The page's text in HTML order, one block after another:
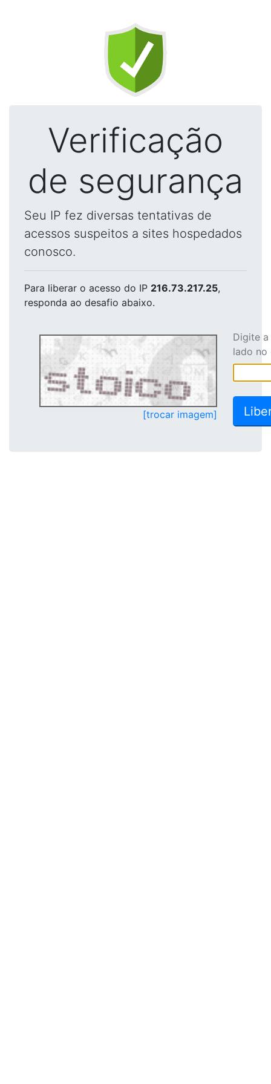
Verificação
de segurança
Seu IP fez diversas tentativas de
acessos suspeitos a sites hospedados
conosco.
Para liberar o acesso do IP 216.73.217.25,
responda ao desafio abaixo.
[trocar imagem]
Digite
lado no